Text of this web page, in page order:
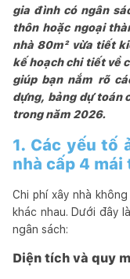
gia đình có ngân
thôn hoặc ngoại
nhà 80m² vừa tiết
kế hoạch chi tiết về
giúp bạn nắm rõ
dựng, bảng dự toán
trong năm 2026.
1. Các yếu tố
nhà cấp 4 mái
Chi phí xây nhà
khác nhau. Dưới đây
ngân sách:
Diện tích và quy